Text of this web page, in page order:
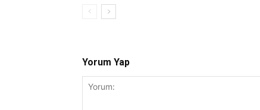
Yorum Yap